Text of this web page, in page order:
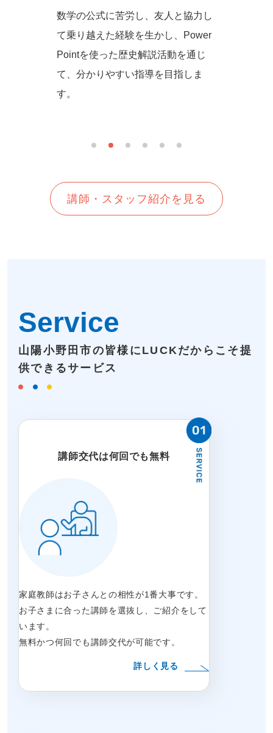
数学の公式に苦労し、友人と協力し
て乗り越えた経験を生かし、Power
Pointを使った歴史解説活動を通じ
て、分かりやすい指導を目指しま
す。
講師・スタッフ紹介を見る
Service
山陽小野田市の皆様にLUCKだからこそ提
供できるサービス
講師交代は何回でも無料
家庭教師はお子さんとの相性が1番大事です。
お子さまに合った講師を選抜し、ご紹介をして
います。
無料かつ何回でも講師交代が可能です。
詳しく見る